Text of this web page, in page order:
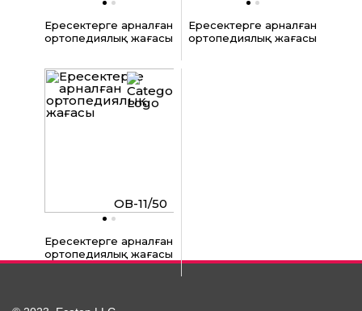
Ересектерге арналған
ортопедиялық жағасы
Ересектерге арналған
ортопедиялық жағасы
ОВ-11/50
Ересектерге арналған
ортопедиялық жағасы